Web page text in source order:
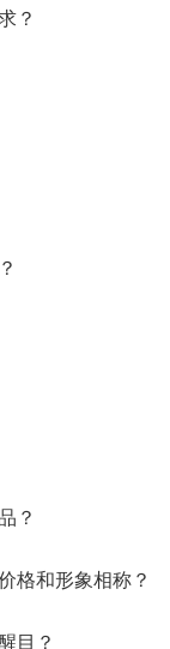
？
？
格和形象相称？
目？